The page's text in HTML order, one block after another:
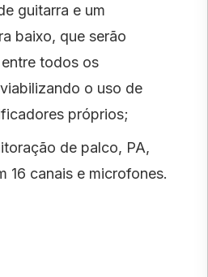
guitarra e um
baixo, que serão
todos os
o uso de
próprios;
de palco, PA,
16 canais e microfones.